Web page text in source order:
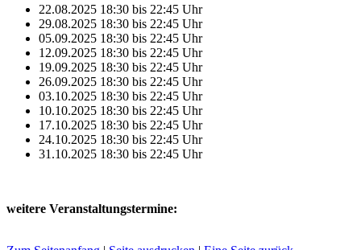
22.08.2025 18:30 bis 22:45 Uhr
29.08.2025 18:30 bis 22:45 Uhr
05.09.2025 18:30 bis 22:45 Uhr
12.09.2025 18:30 bis 22:45 Uhr
19.09.2025 18:30 bis 22:45 Uhr
26.09.2025 18:30 bis 22:45 Uhr
03.10.2025 18:30 bis 22:45 Uhr
10.10.2025 18:30 bis 22:45 Uhr
17.10.2025 18:30 bis 22:45 Uhr
24.10.2025 18:30 bis 22:45 Uhr
31.10.2025 18:30 bis 22:45 Uhr
weitere Veranstaltungstermine: